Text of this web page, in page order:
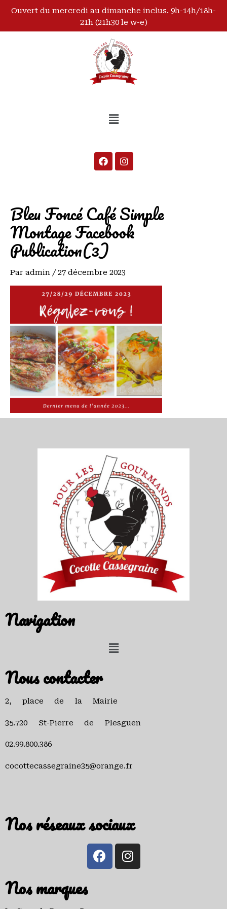
Ouvert du mercredi au dimanche inclus. 9h-14h/18h-
21h (21h30 le w-e)
Bleu Foncé Café Simple
Montage Facebook
Publication(3)
Par admin /27 décembre 2023
Navigation
Nous contacter
2, place de la Mairie
35.720 St-Pierre de Plesguen
02.99.800.386
cocottecassegraine35@orange.fr
Nos réseaux sociaux
Nos marques